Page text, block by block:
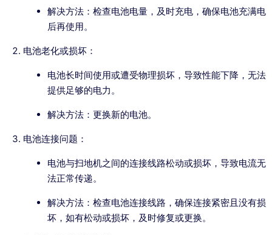
解决方法：检查电池电量，及时充电，确保电池充满电
后再使用。
电池老化或损坏：
电池长时间使用或遭受物理损坏，导致性能下降，无法
提供足够的电力。
解决方法：更换新的电池。
电池连接问题：
电池与扫地机之间的连接线路松动或损坏，导致电流无
法正常传递。
解决方法：检查电池连接线路，确保连接紧密且没有损
坏，如有松动或损坏，及时修复或更换。